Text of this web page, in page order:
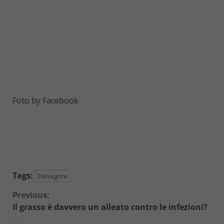
Foto by Facebook
Tags: Dimagrire
Continue
Reading
Previous:
Il grasso è davvero un alleato contro le infezioni?